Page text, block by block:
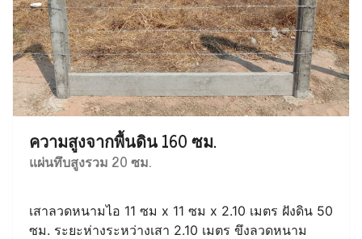
ความสูงจากพื้นดิน 160 ซม.
แผ่นทึบสูงรวม 20 ซม.
เสาลวดหนามไอ 11 ซม x 11 ซม x 2.10 เมตร ฝังดิน 50
ซม. ระยะห่างระหว่างเสา 2.10 เมตร ขึงลวดหนาม